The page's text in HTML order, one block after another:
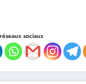
sociaux